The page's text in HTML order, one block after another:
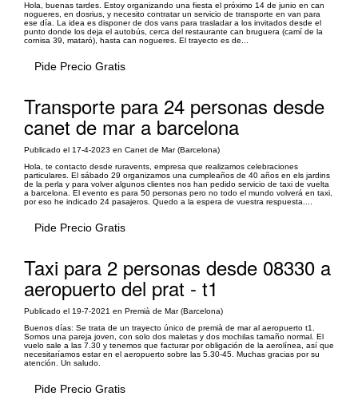
Hola, buenas tardes. Estoy organizando una fiesta el próximo 14 de junio en can
nogueres, en dosrius, y necesito contratar un servicio de transporte en van para
ese día. La idea es disponer de dos vans para trasladar a los invitados desde el
punto donde los deja el autobús, cerca del restaurante can bruguera (camí de la
cornisa 39, mataró), hasta can nogueres. El trayecto es de...
Pide Precio Gratis
Transporte para 24 personas desde
canet de mar a barcelona
Publicado el 17-4-2023 en Canet de Mar (Barcelona)
Hola, te contacto desde ruravents, empresa que realizamos celebraciones
particulares. El sábado 29 organizamos una cumpleaños de 40 años en els jardins
de la perla y para volver algunos clientes nos han pedido servicio de taxi de vuelta
a barcelona. El evento es para 50 personas pero no todo el mundo volverá en taxi,
por eso he indicado 24 pasajeros. Quedo a la espera de vuestra respuesta....
Pide Precio Gratis
Taxi para 2 personas desde 08330 a
aeropuerto del prat - t1
Publicado el 19-7-2021 en Premià de Mar (Barcelona)
Buenos días: Se trata de un trayecto único de premià de mar al aeropuerto t1.
Somos una pareja joven, con solo dos maletas y dos mochilas tamaño normal. El
vuelo sale a las 7.30 y tenemos que facturar por obligación de la aerolínea, así que
necesitaríamos estar en el aeropuerto sobre las 5.30-45. Muchas gracias por su
atención. Un saludo.
Pide Precio Gratis